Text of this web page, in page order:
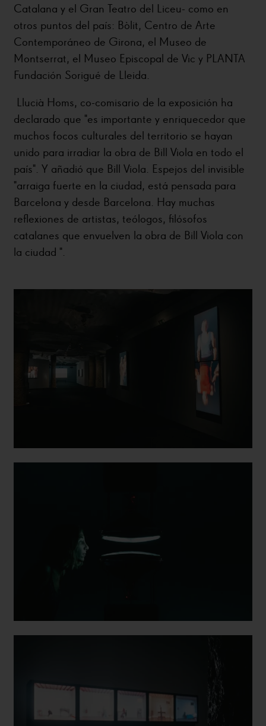
Catalana y el Gran Teatro del Liceu- como en
otros puntos del país: Bòlit, Centro de Arte
Contemporáneo de Girona, el Museo de
Montserrat, el Museo Episcopal de Vic y PLANTA
Fundación Sorigué de Lleida.
Llucià Homs, co-comisario de la exposición ha
declarado que "es importante y enriquecedor que
muchos focos culturales del territorio se hayan
unido para irradiar la obra de Bill Viola en todo el
país". Y añadió que Bill Viola. Espejos del invisible
"arraiga fuerte en la ciudad, está pensada para
Barcelona y desde Barcelona. Hay muchas
reflexiones de artistas, teólogos, filósofos
catalanes que envuelven la obra de Bill Viola con
la ciudad ".